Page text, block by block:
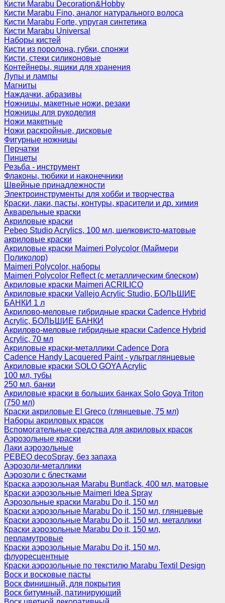
Кисти Marabu Decoration&Hobby
Кисти Marabu Fino, аналог натурального волоса
Кисти Marabu Forte, упругая синтетика
Кисти Marabu Universal
Наборы кистей
Кисти из поролона, губки, спонжи
Кисти, стеки силиконовые
Контейнеры, ящики для хранения
Лупы и лампы
Магниты
Наждачки, абразивы
Ножницы, макетные ножи, резаки
Ножницы для рукоделия
Ножи макетные
Ножи раскройные, дисковые
Фигурные ножницы
Перчатки
Пинцеты
Резьба - инструмент
Флаконы, тюбики и наконечники
Швейные принадлежности
Электроинструменты для хобби и творчества
Краски, лаки, пасты, контуры, красители и др. химия
Акварельные краски
Акриловые краски
Pebeo Studio Acrylics, 100 мл, шелковисто-матовые
акриловые краски
Акриловые краски Maimeri Polycolor (Маймери
Поликолор)
Maimeri Polycolor, наборы
Maimeri Polycolor Reflect (с металлическим блеском)
Акриловые краски Maimeri ACRILICO
Акриловые краски Vallejo Acrylic Studio, БОЛЬШИЕ
БАНКИ 1 л
Акрилово-меловые гибридные краски Cadence Hybrid
Acrylic, БОЛЬШИЕ БАНКИ
Акрилово-меловые гибридные краски Cadence Hybrid
Acrylic, 70 мл
Акриловые краски-металлики Cadence Dora
Cadence Handy Lacquered Paint - ультраглянцевые
Акриловые краски SOLO GOYA Acrylic
100 мл, тубы
250 мл, банки
Акриловые краски в больших банках Solo Goya Triton
(750 мл)
Краски акриловые El Greco (глянцевые, 75 мл)
Наборы акриловых красок
Вспомогательные средства для акриловых красок
Аэрозольные краски
Лаки аэрозольные
PEBEO decoSpray, без запаха
Аэрозоли-металлики
Аэрозоли с блестками
Краска аэрозольная Marabu Buntlack, 400 мл, матовые
Краски аэрозольные Maimeri Idea Spray
Аэрозольные краски Marabu Do it, 150 мл
Краски аэрозольные Marabu Do it, 150 мл, глянцевые
Краски аэрозольные Marabu Do it, 150 мл, металлики
Краски аэрозольные Marabu Do it, 150 мл,
перламутровые
Краски аэрозольные Marabu Do it, 150 мл,
флуоресцентные
Краски аэрозольные по текстилю Marabu Textil Design
Воск и восковые пасты
Воск финишный, для покрытия
Воск битумный, патинирующий